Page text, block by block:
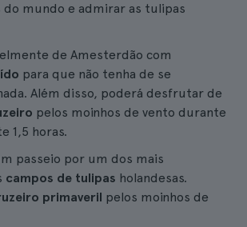
mundo e admirar as tulipas
de Amesterdão com
para que não tenha de se
Além disso, poderá desfrutar de
pelos moinhos de vento durante
1,5 horas.
passeio por um dos mais
campos de tulipas holandesas.
primaveril pelos moinhos de